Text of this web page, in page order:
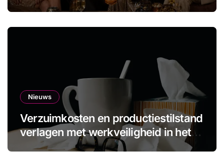
Nieuws
Verzuimkosten en productiestilstand
verlagen met werkveiligheid in het
MKB